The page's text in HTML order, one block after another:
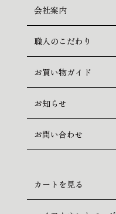
会社案内
職人のこだわり
お買い物ガイド
お知らせ
お問い合わせ
カートを見る